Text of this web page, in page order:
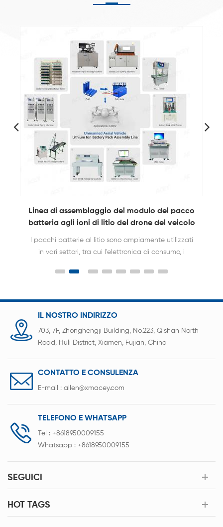
Linea di assemblaggio del modulo pacco
batteria cilindrico agli ioni di litio 18650-32700
I pacchi batteria cilindrici 18650, 21700, 26650,
32650 e 32700 sono utilizzati in diversi settori tra
utensili elettrici, i sistemi di stoccaggio dell'energia,
di difesa grazie alla loro elevata densità di
energia, affidabilità e versatilità.
IL NOSTRO INDIRIZZO
703, 7F, Zhonghengji Building, No.223, Qishan North
Road, Huli District, Xiamen, Fujian, China
CONTATTO E CONSULENZA
E-mail : allen@xmacey.com
TELEFONO E WHATSAPP
Tel : +8618950009155
Whatsapp : +8618950009155
SEGUICI
HOT TAGS